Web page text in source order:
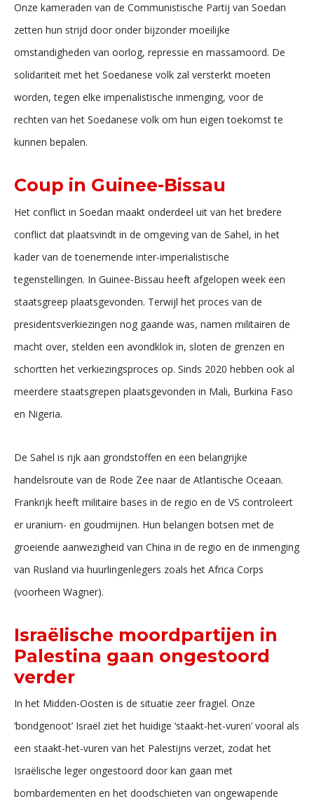
Onze kameraden van de Communistische Partij van Soedan
zetten hun strijd door onder bijzonder moeilijke
omstandigheden van oorlog, repressie en massamoord. De
solidariteit met het Soedanese volk zal versterkt moeten
worden, tegen elke imperialistische inmenging, voor de
rechten van het Soedanese volk om hun eigen toekomst te
kunnen bepalen.
Coup in Guinee-Bissau
Het conflict in Soedan maakt onderdeel uit van het bredere
conflict dat plaatsvindt in de omgeving van de Sahel, in het
kader van de toenemende inter-imperialistische
tegenstellingen. In Guinee-Bissau heeft afgelopen week een
staatsgreep plaatsgevonden. Terwijl het proces van de
presidentsverkiezingen nog gaande was, namen militairen de
macht over, stelden een avondklok in, sloten de grenzen en
schortten het verkiezingsproces op. Sinds 2020 hebben ook al
meerdere staatsgrepen plaatsgevonden in Mali, Burkina Faso
en Nigeria.
De Sahel is rijk aan grondstoffen en een belangrijke
handelsroute van de Rode Zee naar de Atlantische Oceaan.
Frankrijk heeft militaire bases in de regio en de VS controleert
er uranium- en goudmijnen. Hun belangen botsen met de
groeiende aanwezigheid van China in de regio en de inmenging
van Rusland via huurlingenlegers zoals het Africa Corps
(voorheen Wagner).
Israëlische moordpartijen in
Palestina gaan ongestoord
verder
In het Midden-Oosten is de situatie zeer fragiel. Onze
‘bondgenoot’ Israël ziet het huidige ‘staakt-het-vuren’ vooral als
een staakt-het-vuren van het Palestijns verzet, zodat het
Israëlische leger ongestoord door kan gaan met
bombardementen en het doodschieten van ongewapende